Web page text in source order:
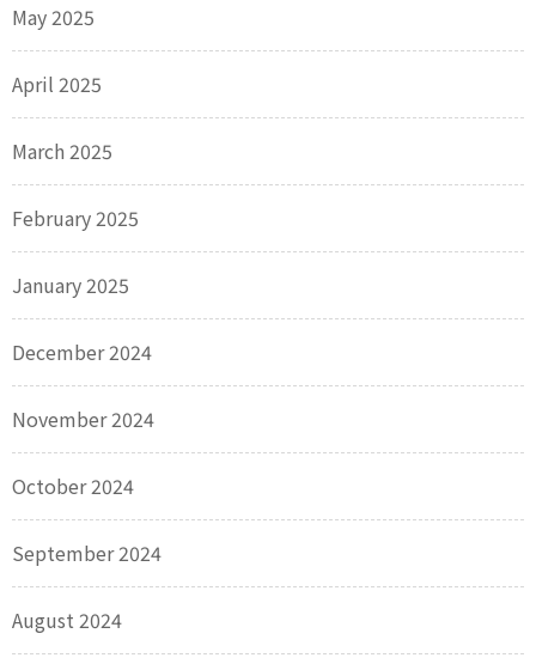
May 2025
April 2025
March 2025
February 2025
January 2025
December 2024
November 2024
October 2024
September 2024
August 2024